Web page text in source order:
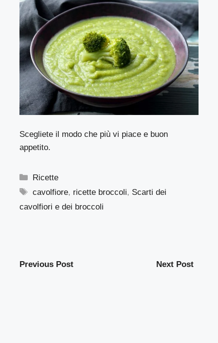
Scegliete il modo che più vi piace e buon
appetito.
Categorie
Ricette
Tag
cavolfiore, ricette broccoli, Scarti dei
cavolfiori e dei broccoli
Previous Post Next Post